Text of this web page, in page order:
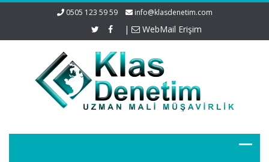
0505 123 59 59 info@klasdenetim.com
| WebMail Erişim